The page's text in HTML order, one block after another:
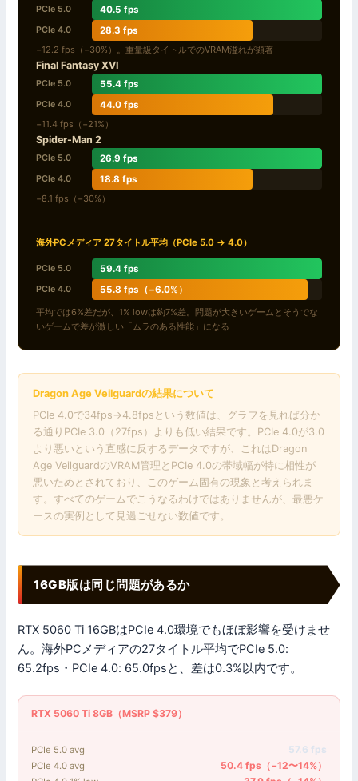
PCIe 5.0 40.5 fps
PCIe 4.0
28.3 fps
−12.2 fps（−30%）。重量級タイトルでのVRAM溢れが顕著
Final Fantasy XVI
PCIe 5.0 55.4 fps
PCIe 4.0
44.0 fps
−11.4 fps（−21%）
Spider-Man 2
PCIe 5.0 26.9 fps
PCIe 4.0
18.8 fps
−8.1 fps（−30%）
海外PCメディア 27タイトル平均（PCIe 5.0 → 4.0）
PCIe 5.0 59.4 fps
PCIe 4.0 55.8 fps（−6.0%）
平均では6%差だが、1% lowは約7%差。問題が大きいゲームとそうでな
いゲームで差が激しい「ムラのある性能」になる
Dragon Age Veilguardの結果について
PCIe 4.0で34fps→4.8fpsという数値は、グラフを見れば分か
る通りPCIe 3.0（27fps）よりも低い結果です。PCIe 4.0が3.0
より悪いという直感に反するデータですが、これはDragon
Age VeilguardのVRAM管理とPCIe 4.0の帯域幅が特に相性が
悪いためとされており、このゲーム固有の現象と考えられま
す。すべてのゲームでこうなるわけではありませんが、最悪ケ
ースの実例として見過ごせない数値です。
16GB版は同じ問題があるか
RTX 5060 Ti 16GBはPCIe 4.0環境でもほぼ影響を受けませ
ん。海外PCメディアの27タイトル平均でPCIe 5.0:
65.2fps・PCIe 4.0: 65.0fpsと、差は0.3%以内です。
RTX 5060 Ti 8GB（MSRP $379）
PCIe 5.0 avg 57.6 fps
PCIe 4.0 avg 50.4 fps（−12〜14%）